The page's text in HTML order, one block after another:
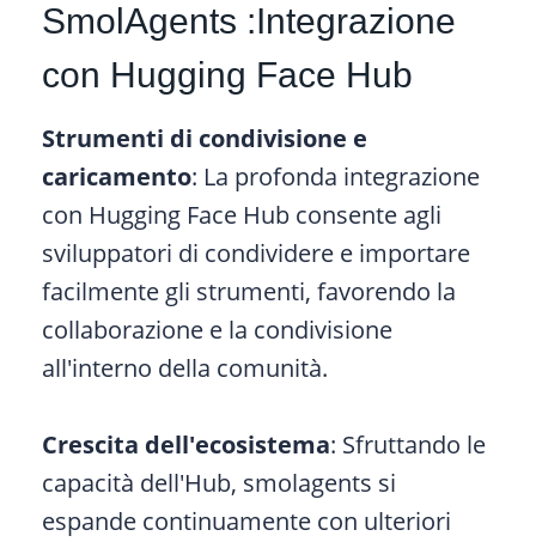
SmolAgents :Integrazione
con Hugging Face Hub
Strumenti di condivisione e
caricamento: La profonda integrazione
con Hugging Face Hub consente agli
sviluppatori di condividere e importare
facilmente gli strumenti, favorendo la
collaborazione e la condivisione
all'interno della comunità.
Crescita dell'ecosistema: Sfruttando le
capacità dell'Hub, smolagents si
espande continuamente con ulteriori